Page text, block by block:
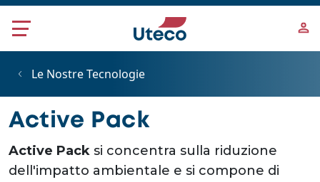
Salta al contenuto principale
Le Nostre Tecnologie
Active Pack
Active Pack si concentra sulla riduzione
dell'impatto ambientale e si compone di